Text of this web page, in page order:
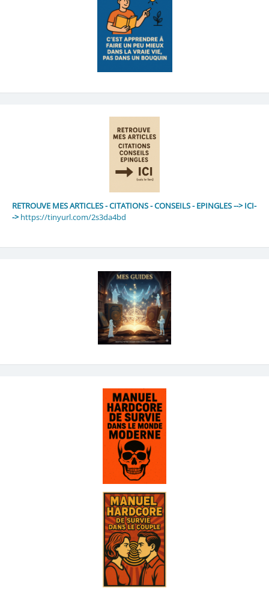
RETROUVE MES ARTICLES - CITATIONS - CONSEILS - EPINGLES --> ICI-
-> https://tinyurl.com/2s3da4bd